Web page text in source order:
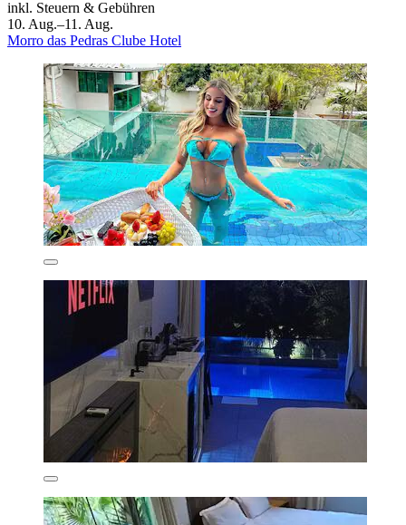
inkl. Steuern & Gebühren
10. Aug.–11. Aug.
Morro das Pedras Clube Hotel